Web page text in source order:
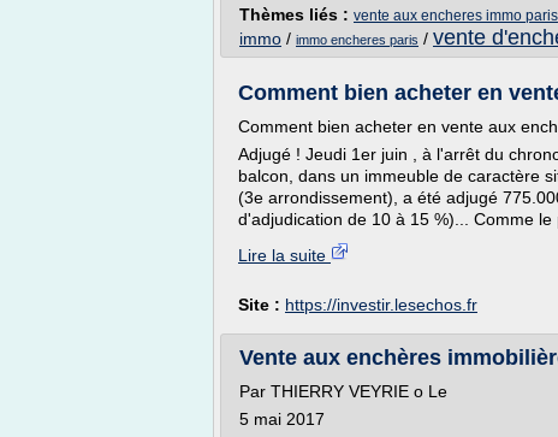
Thèmes liés : vente aux encheres immo paris
immo / immo encheres paris / vente
Comment bien acheter en
Comment bien acheter en vente aux
Adjugé ! Jeudi 1er juin , à l'arrêt du
balcon, dans un immeuble de caractère
(3e arrondissement), a été adjugé
d'adjudication de 10 à 15 %)... Comme le
Lire la suite
Site : https://investir.lesechos.fr
Vente aux enchères
Par THIERRY VEYRIE o Le
5 mai 2017